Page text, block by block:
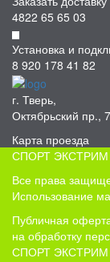
4822 65 65 03
Установка и
8 920 178 41 82
г. Тверь,
Октябрьский пр.,
Карта проезда
СПОРТ ЭКСТРИМ
Все права
Использование
Публичная
на обработку
СПОРТ ЭКСТРИМ